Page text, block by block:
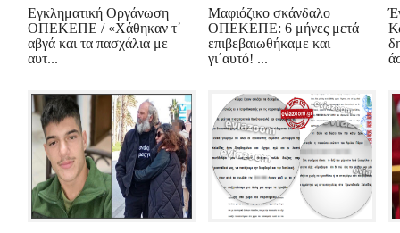
Εγκληματική Οργάνωση
ΟΠΕΚΕΠΕ / «Χάθηκαν τ᾽
αβγά και τα πασχάλια με
αυτ...
Μαφιόζικο σκάνδαλο
ΟΠΕΚΕΠΕ: 6 μήνες μετά
επιβεβαιωθήκαμε και
γι΄αυτό! ...